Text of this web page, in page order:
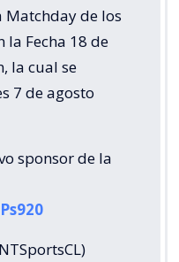
Matchday de los
Fecha 18 de
la cual se
7 de agosto
sponsor de la